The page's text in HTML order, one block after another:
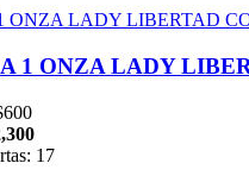
1 ONZA LADY
17